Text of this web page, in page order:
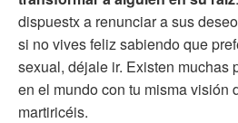
dispuestx a renunciar a sus
si no vives feliz sabiendo que
sexual, déjale ir. Existen muchas
en el mundo con tu misma visión
martiricéis.